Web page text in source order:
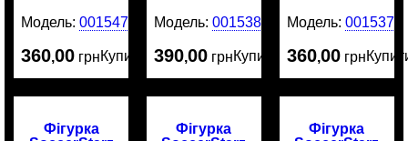
Модель:0015476
360,00 грнКупити
Модель:0015380
390,00 грнКупити
Модель: 0015379
360,00 грн
Фігурка
Фігурка
Фігурка